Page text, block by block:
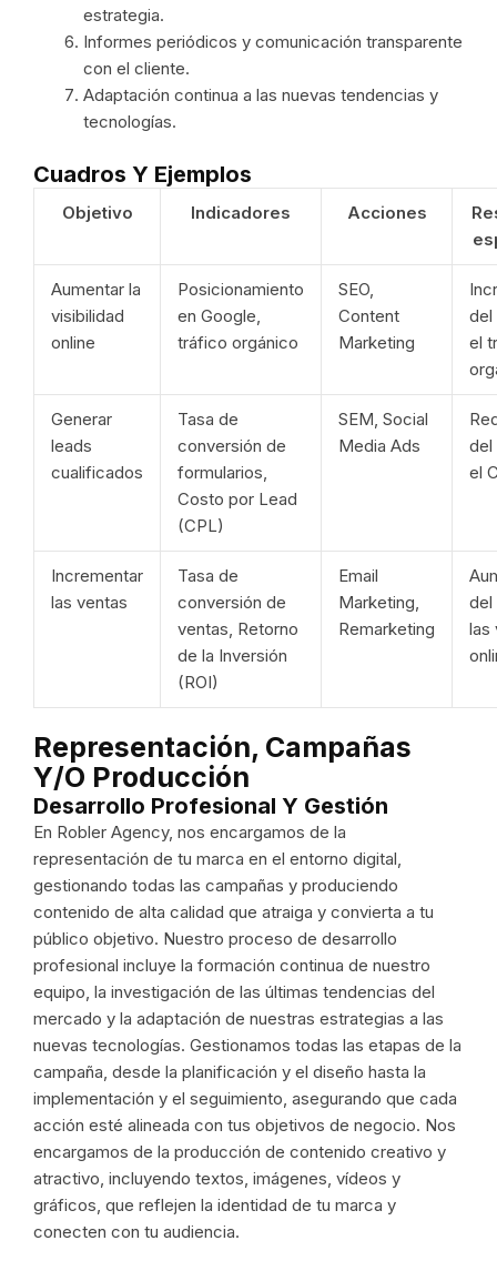
estrategia.
Informes periódicos y comunicación transparente
con el cliente.
Adaptación continua a las nuevas tendencias y
tecnologías.
Cuadros Y Ejemplos
Objetivo Indicadores Acciones
Aumentar la
visibilidad
online
Posicionamiento
en Google,
tráfico orgánico
SEO,
Content
Marketing
del
el
Generar
leads
cualificados
Tasa de
conversión de
formularios,
Costo por Lead
(CPL)
SEM, Social
Media Ads
del
el
Incrementar
las ventas
Tasa de
conversión de
ventas, Retorno
de la Inversión
(ROI)
Email
Marketing,
Remarketing
del
las
Representación, Campañas
Y/o Producción
Desarrollo Profesional Y Gestión
En Robler Agency, nos encargamos de la
representación de tu marca en el entorno digital,
gestionando todas las campañas y produciendo
contenido de alta calidad que atraiga y convierta a tu
público objetivo. Nuestro proceso de desarrollo
profesional incluye la formación continua de nuestro
equipo, la investigación de las últimas tendencias del
mercado y la adaptación de nuestras estrategias a las
nuevas tecnologías. Gestionamos todas las etapas de la
campaña, desde la planificación y el diseño hasta la
implementación y el seguimiento, asegurando que cada
acción esté alineada con tus objetivos de negocio. Nos
encargamos de la producción de contenido creativo y
atractivo, incluyendo textos, imágenes, vídeos y
gráficos, que reflejen la identidad de tu marca y
conecten con tu audiencia.